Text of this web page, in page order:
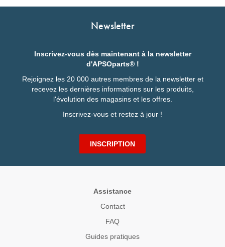
Newsletter
Inscrivez-vous dès maintenant à la newsletter
d'APSOparts® !
Rejoignez les 20 000 autres membres de la newsletter et
recevez les dernières informations sur les produits,
l'évolution des magasins et les offres.
Inscrivez-vous et restez à jour !
INSCRIPTION
Assistance
Contact
FAQ
Guides pratiques